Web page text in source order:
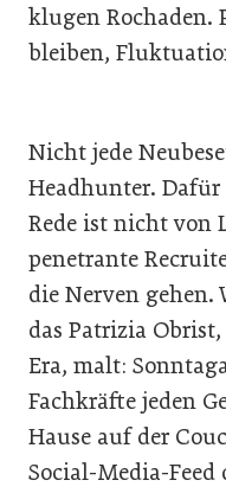
klugen Rochaden.
bleiben,
Nicht jede
Headhunter.
Rede ist nicht von
penetrante
die Nerven gehen.
das Patrizia
Era, malt:
Fachkräfte jeden
Hause auf der
Social-Media-